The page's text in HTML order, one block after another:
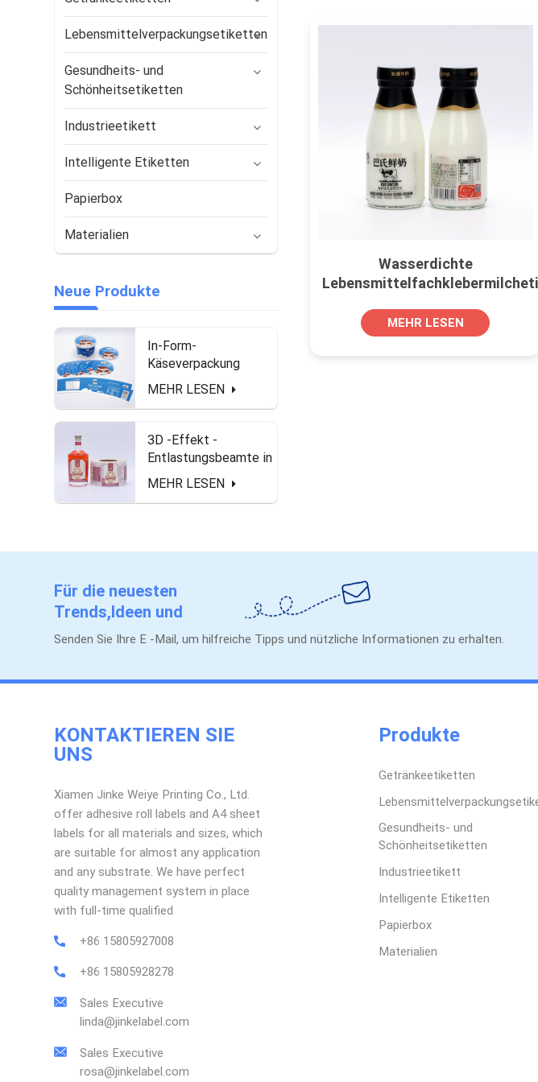
Lebensmittelverpackungsetiketten
Gesundheits- und
Schönheitsetiketten
Industrieetikett
Intelligente Etiketten
Papierbox
Materialien
Neue Produkte
In-Form-
Käseverpackung
Gefrierschrank
wasserdicht und mit
Etiketten
MEHR LESEN
3D -Effekt -
Entlastungsbeamte in
Rollenform für
Spirituosenflasche
MEHR LESEN
Wasserdichte
MEHR LESEN
Für die neuesten
Trends,Ideen und
Werbeaktionen.
Senden Sie Ihre E -Mail, um hilfreiche Tipps und nützliche Informationen zu erhalten.
KONTAKTIEREN SIE
UNS
Xiamen Jinke Weiye Printing Co., Ltd.
offer adhesive roll labels and A4 sheet
labels for all materials and sizes, which
are suitable for almost any application
and any substrate. We have perfect
quality management system in place
with full-time qualified
+86 15805927008
+86 15805928278
Sales Executive
linda@jinkelabel.com
Sales Executive
rosa@jinkelabel.com
Produkte
Getränkeetiketten
Gesundheits- und
Schönheitsetiketten
Industrieetikett
Intelligente Etiketten
Papierbox
Materialien